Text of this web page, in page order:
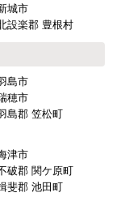
？】
城市
設楽郡 豊根村
島市
穂市
島郡 笠松町
津市
破郡 関ケ原町
斐郡 池田町